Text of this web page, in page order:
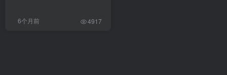
6个月前 4917